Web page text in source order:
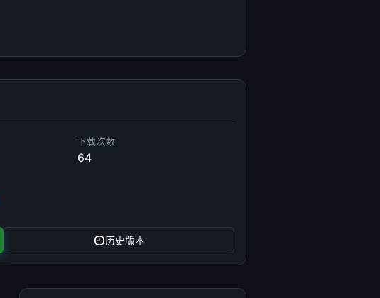
下载次数
64
历史版本